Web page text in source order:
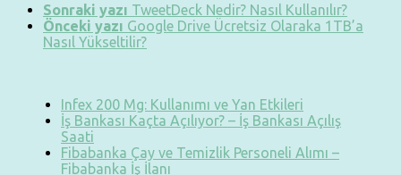
Sonraki yazı TweetDeck Nedir? Nasıl Kullanılır?
Önceki yazı Google Drive Ücretsiz Olaraka 1TB’a
Nasıl Yükseltilir?
Infex 200 Mg: Kullanımı ve Yan Etkileri
İş Bankası Kaçta Açılıyor? – İş Bankası Açılış
Saati
Fibabanka Çay ve Temizlik Personeli Alımı –
Fibabanka İş İlanı